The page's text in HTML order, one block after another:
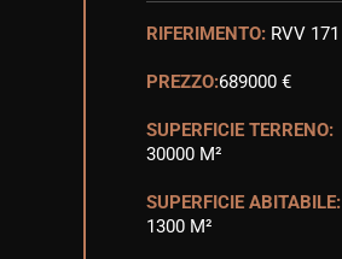
RIFERIMENTO: RVV 171
PREZZO:689000 €
SUPERFICIE TERRENO:
30000 M²
SUPERFICIE ABITABILE:
1300 M²